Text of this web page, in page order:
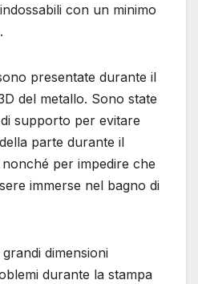
con un minimo
presentate durante il
del metallo. Sono state
supporto per evitare
parte durante il
per impedire che
immerse nel bagno di
dimensioni
durante la stampa